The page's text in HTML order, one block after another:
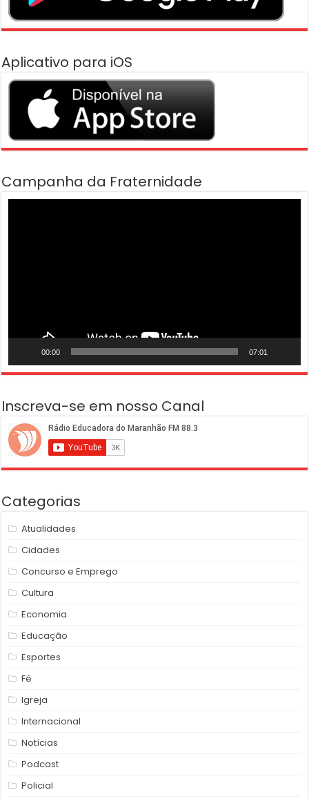
Aplicativo para iOS
Campanha da Fraternidade
00:00 07:01
Inscreva-se em nosso Canal
Categorias
Atualidades
Cidades
Concurso e Emprego
Cultura
Economia
Educação
Esportes
Fé
Igreja
Internacional
Notícias
Podcast
Policial